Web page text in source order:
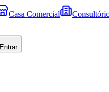
Casa Comercial
Entrar